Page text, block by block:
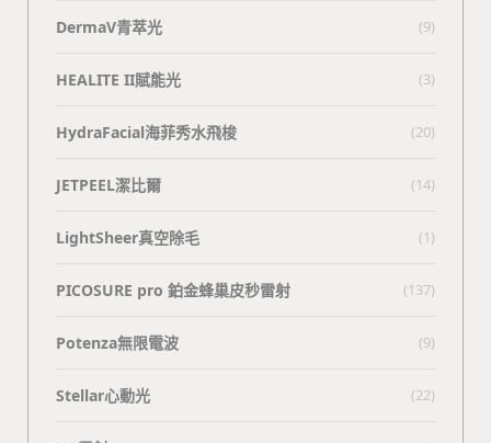
DermaV青萃光 (9)
HEALITE II賦能光 (3)
HydraFacial海菲秀水飛梭 (20)
JETPEEL潔比爾 (14)
LightSheer真空除毛 (1)
PICOSURE pro 鉑金蜂巢皮秒雷射 (137)
Potenza無限電波 (9)
Stellar心動光 (22)